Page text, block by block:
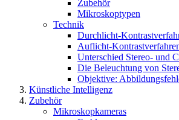
Zubehör
Mikroskoptypen
Technik
Durchlicht-
Auflicht-
Unterschied Stereo- und
Die Beleuchtung von
Objektive:
Künstliche Intelligenz
Zubehör
Mikroskopkameras